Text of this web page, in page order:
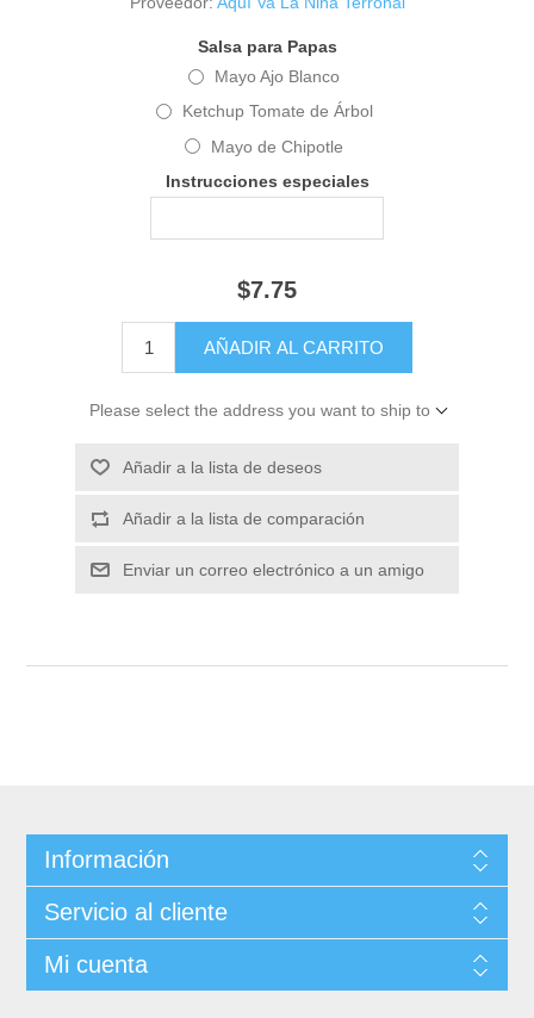
Salsa para Papas
Mayo Ajo Blanco
Ketchup Tomate de Árbol
Mayo de Chipotle
Instrucciones especiales
$7.75
Please select the address you want to ship to
Información
Servicio al cliente
Mi cuenta